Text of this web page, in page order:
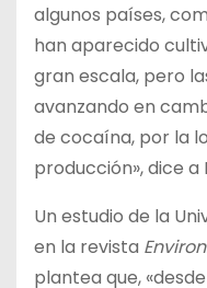
algunos países,
han aparecido
gran escala, pero
avanzando en
de cocaína, por la
producción», dice a
Un estudio de la
en la revista
plantea que,